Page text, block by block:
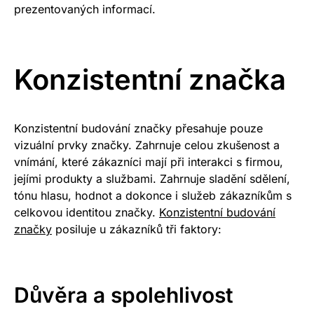
prezentovaných informací.
Konzistentní značka
Konzistentní budování značky přesahuje pouze
vizuální prvky značky. Zahrnuje celou zkušenost a
vnímání, které zákazníci mají při interakci s firmou,
jejími produkty a službami. Zahrnuje sladění sdělení,
tónu hlasu, hodnot a dokonce i služeb zákazníkům s
celkovou identitou značky. Konzistentní budování
značky posiluje u zákazníků tři faktory:
Důvěra a spolehlivost